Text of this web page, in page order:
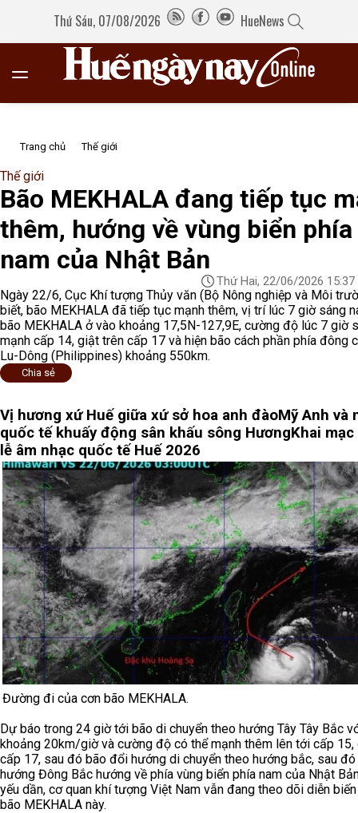
Thứ Sáu, 07/08/2026 HueNews
Trang chủ Thế giới
Thế giới
Bão MEKHALA đang tiếp tục
thêm, hướng về vùng biển phía
nam của Nhật Bản
Thứ Hai, 22/06/2026 15:37
Ngày 22/6, Cục Khí tượng Thủy văn (Bộ Nông nghiệp và Môi
biết, bão MEKHALA đã tiếp tục mạnh thêm, vị trí lúc 7 giờ sáng
bão MEKHALA ở vào khoảng 17,5N-127,9E, cường độ lúc 7 giờ
mạnh cấp 14, giật trên cấp 17 và hiện bão cách phần phía đông
Lu-Dông (Philippines) khoảng 550km.
Chia sẻ
Vị hương xứ Huế giữa xứ sở hoa anh đàoMỹ Anh và
quốc tế khuấy động sân khấu sông HươngKhai
lễ âm nhạc quốc tế Huế 2026
Đường đi của cơn bão MEKHALA.
Dự báo trong 24 giờ tới bão di chuyển theo hướng Tây Tây Bắc
khoảng 20km/giờ và cường độ có thể mạnh thêm lên tới cấp 15,
cấp 17, sau đó bão đổi hướng di chuyển theo hướng bắc, sau
hướng Đông Bắc hướng về phía vùng biển phía nam của Nhật
yếu dần, cơ quan khí tượng Việt Nam vẫn đang theo dõi diễn
bão MEKHALA này.